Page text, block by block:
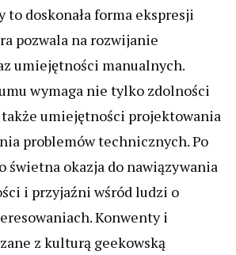
to doskonała forma ekspresji
pozwala na rozwijanie
umiejętności manualnych.
wymaga nie tylko zdolności
umiejętności projektowania
problemów technicznych. Po
świetna okazja do nawiązywania
i przyjaźni wśród ludzi o
Konwenty i
z kulturą geekowską